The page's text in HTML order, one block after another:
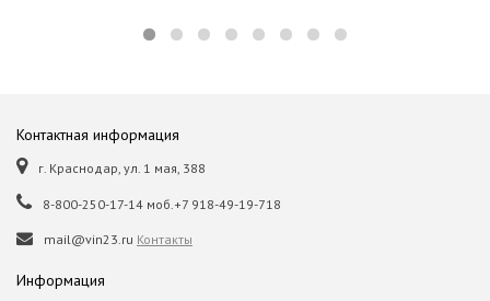
Контактная информация
г. Краснодар, ул. 1 мая, 388
8-800-250-17-14 моб.+7 918-49-19-718
mail@vin23.ru Контакты
Информация